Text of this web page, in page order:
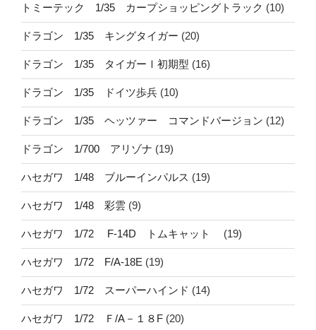
トミーテック 1/35 カープショッピングトラック (10)
ドラゴン 1/35 キングタイガー (20)
ドラゴン 1/35 タイガーⅠ初期型 (16)
ドラゴン 1/35 ドイツ歩兵 (10)
ドラゴン 1/35 ヘッツァー コマンドバージョン (12)
ドラゴン 1/700 アリゾナ (19)
ハセガワ 1/48 ブルーインパルス (19)
ハセガワ 1/48 彩雲 (9)
ハセガワ 1/72 F-14D トムキャット (19)
ハセガワ 1/72 F/A-18E (19)
ハセガワ 1/72 スーパーハインド (14)
ハセガワ 1/72 Ｆ/A－１８F (20)